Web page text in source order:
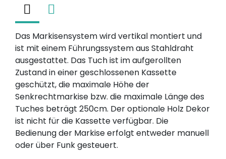
Das Markisensystem wird vertikal montiert und
ist mit einem Führungssystem aus Stahldraht
ausgestattet. Das Tuch ist im aufgerollten
Zustand in einer geschlossenen Kassette
geschützt, die maximale Höhe der
Senkrechtmarkise bzw. die maximale Länge des
Tuches beträgt 250cm. Der optionale Holz Dekor
ist nicht für die Kassette verfügbar. Die
Bedienung der Markise erfolgt entweder manuell
oder über Funk gesteuert.